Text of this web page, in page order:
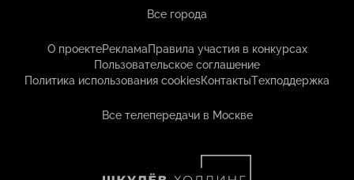
Все города
О проектеРекламаПравила участия в конкурсах
Пользовательское соглашение
Политика использования cookiesКонтактыТехподдержка
Все телепередачи в Москве